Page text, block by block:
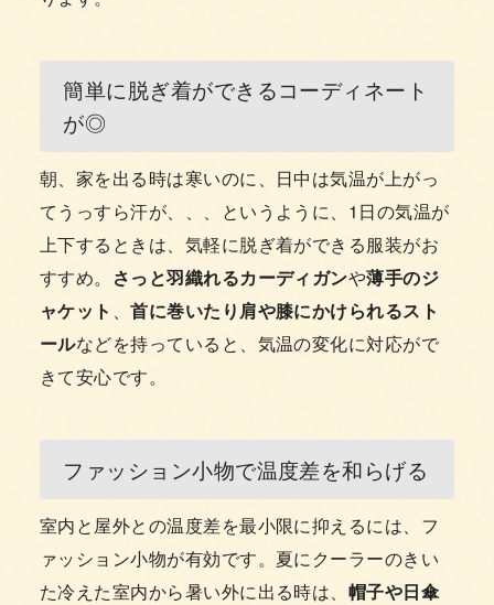
簡単に脱ぎ着ができるコーディネート
が◎
朝、家を出る時は寒いのに、日中は気温が上がっ
てうっすら汗が、、、というように、1日の気温が
上下するときは、気軽に脱ぎ着ができる服装がお
すすめ。
さっと羽織れるカーディガンや薄手のジ
ャケット 、首に巻いたり肩や膝にかけられるスト
ールなどを持っていると、気温の変化に対応がで
きて安心です。
ファッション小物で温度差を和らげる
室内と屋外との温度差を最小限に抑えるには、フ
ァッション小物が有効です。夏にクーラーのきい
た冷えた室内から暑い外に出る時は、 帽子や日傘